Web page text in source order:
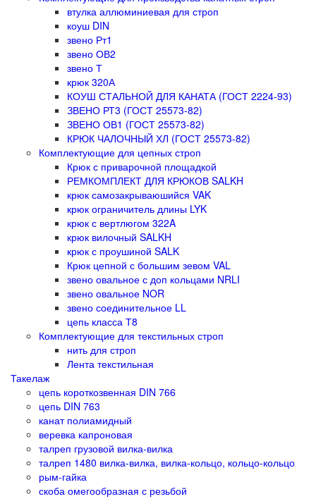
втулка аллюминиевая для строп
коуш DIN
звено Рт1
звено ОВ2
звено Т
крюк 320А
КОУШ СТАЛЬНОЙ ДЛЯ КАНАТА (ГОСТ 2224-93)
ЗВЕНО РТ3 (ГОСТ 25573-82)
ЗВЕНО ОВ1 (ГОСТ 25573-82)
КРЮК ЧАЛОЧНЫЙ ХЛ (ГОСТ 25573-82)
Комплектующие для цепных строп
Крюк с приварочной площадкой
РЕМКОМПЛЕКТ ДЛЯ КРЮКОВ SALKH
крюк самозакрываюшийся VAK
крюк ограничитель длины LYK
крюк с вертлюгом 322A
крюк вилочный SALKH
крюк с проушиной SALK
Крюк цепной с большим зевом VAL
звено овальное с доп кольцами NRLI
звено овальное NOR
звено соединительное LL
цепь класса Т8
Комплектующие для текстильных строп
нить для строп
Лента текстильная
Такелаж
цепь короткозвенная DIN 766
цепь DIN 763
канат полиамидный
веревка капроновая
талреп грузовой вилка-вилка
талреп 1480 вилка-вилка, вилка-кольцо, кольцо-кольцо
рым-гайка
скоба омегообразная с резьбой